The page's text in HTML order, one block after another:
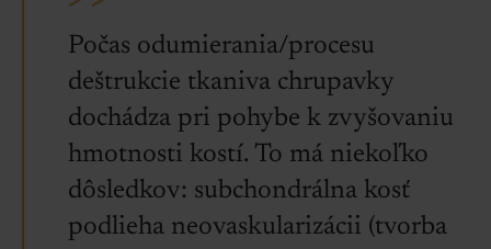
Počas odumierania/procesu
deštrukcie tkaniva chrupavky
dochádza pri pohybe k zvyšovaniu
hmotnosti kostí. To má niekoľko
dôsledkov: subchondrálna kosť
podlieha neovaskularizácii (tvorba